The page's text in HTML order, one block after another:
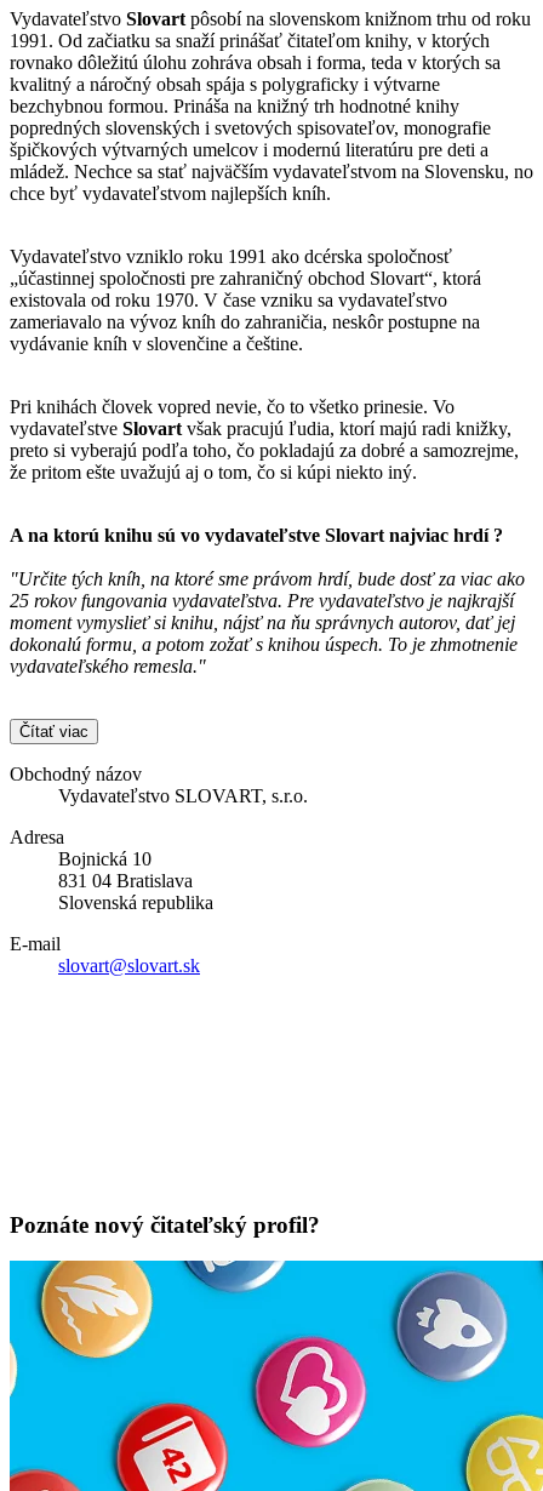
Vydavateľstvo Slovart pôsobí na slovenskom knižnom trhu od roku
1991. Od začiatku sa snaží prinášať čitateľom knihy, v ktorých
rovnako dôležitú úlohu zohráva obsah i forma, teda v ktorých sa
kvalitný a náročný obsah spája s polygraficky i výtvarne
bezchybnou formou. Prináša na knižný trh hodnotné knihy
popredných slovenských i svetových spisovateľov, monografie
špičkových výtvarných umelcov i modernú literatúru pre deti a
mládež. Nechce sa stať najväčším vydavateľstvom na Slovensku, no
chce byť vydavateľstvom najlepších kníh.
Vydavateľstvo vzniklo roku 1991 ako dcérska spoločnosť
„účastinnej spoločnosti pre zahraničný obchod Slovart“, ktorá
existovala od roku 1970. V čase vzniku sa vydavateľstvo
zameriavalo na vývoz kníh do zahraničia, neskôr postupne na
vydávanie kníh v slovenčine a češtine.
Pri knihách človek vopred nevie, čo to všetko prinesie. Vo
vydavateľstve Slovart však pracujú ľudia, ktorí majú radi knižky,
preto si vyberajú podľa toho, čo pokladajú za dobré a samozrejme,
že pritom ešte uvažujú aj o tom, čo si kúpi niekto iný.
A na ktorú knihu sú vo vydavateľstve Slovart najviac hrdí ?
"Určite tých kníh, na ktoré sme právom hrdí, bude dosť za viac ako
25 rokov fungovania vydavateľstva. Pre vydavateľstvo je najkrajší
moment vymyslieť si knihu, nájsť na ňu správnych autorov, dať jej
dokonalú formu, a potom zožať s knihou úspech. To je zhmotnenie
vydavateľského remesla."
Čítať viac
Obchodný názov
Vydavateľstvo SLOVART, s.r.o.
Adresa
Bojnická 10
831 04 Bratislava
Slovenská republika
E-mail
slovart@slovart.sk
Poznáte nový čitateľský profil?